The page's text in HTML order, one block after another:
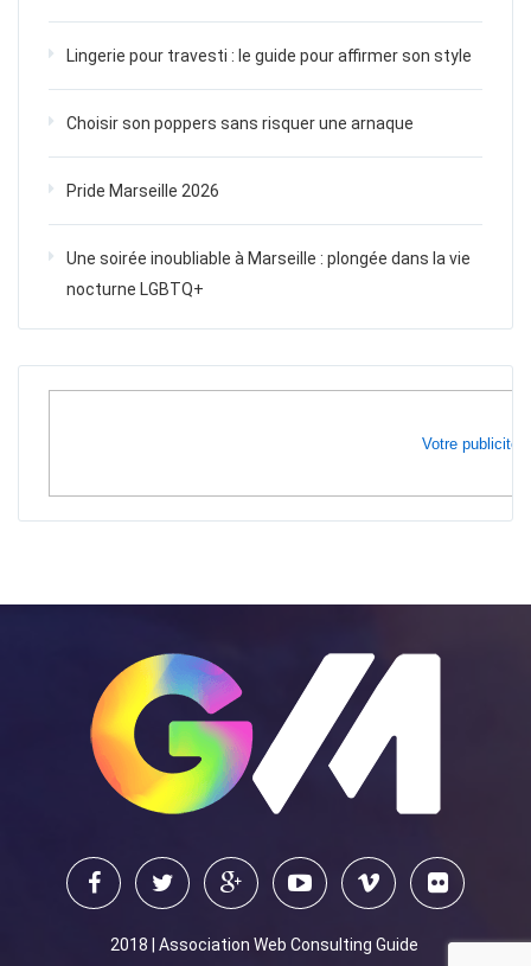
Lingerie pour travesti : le guide pour affirmer son style
Choisir son poppers sans risquer une arnaque
Pride Marseille 2026
Une soirée inoubliable à Marseille : plongée dans la vie
nocturne LGBTQ+
Votre publicité
2018 | Association Web Consulting Guide